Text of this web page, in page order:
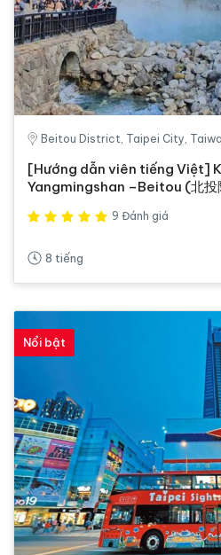
Beitou District, Taipei City,
[Hướng dẫn viên tiếng Việt]
Yangmingshan –Beitou (北投
9 Đánh giá
8 tiếng
Nổi bật